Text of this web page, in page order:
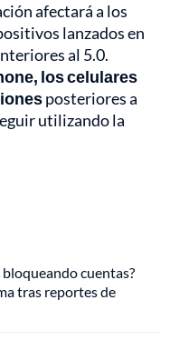
afectará a los
lanzados en
al 5.0.
los celulares
posteriores a
utilizando la
cuentas?
tras reportes de